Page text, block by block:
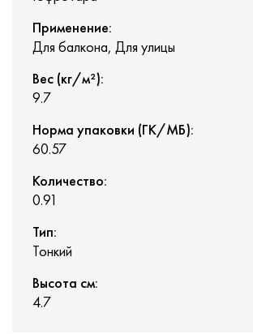
Применение:
Для балкона, Для улицы
Вес (кг/м²):
9.7
Норма упаковки (ГК/МБ):
60.57
Количество:
0.91
Тип:
Тонкий
Высота см:
4.7